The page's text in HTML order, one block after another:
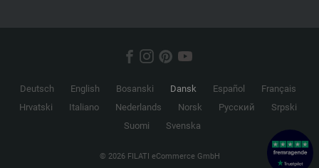
SHOPVOTE